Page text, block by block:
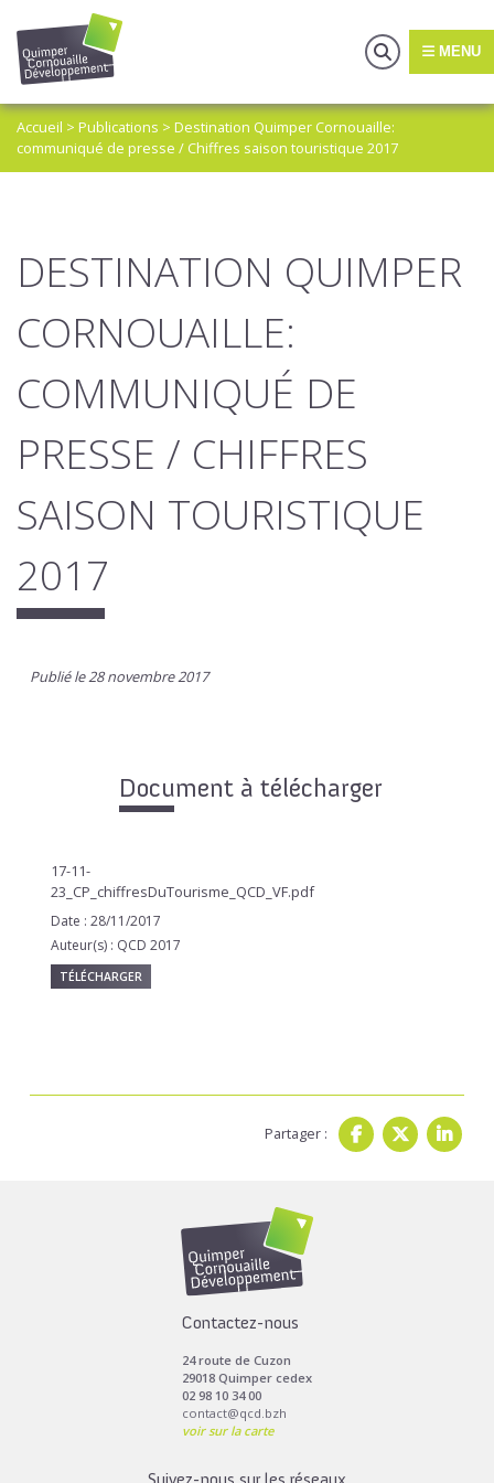
MENU
Accueil > Publications > Destination Quimper Cornouaille:
communiqué de presse / Chiffres saison touristique 2017
DESTINATION QUIMPER
CORNOUAILLE:
COMMUNIQUÉ DE
PRESSE / CHIFFRES
SAISON TOURISTIQUE
2017
Publié le 28 novembre 2017
Document à télécharger
17-11-
23_CP_chiffresDuTourisme_QCD_VF.pdf
Date : 28/11/2017
Auteur(s) : QCD 2017
TÉLÉCHARGER
Partager :
Contactez-nous
24 route de Cuzon
29018 Quimper cedex
02 98 10 34 00
contact@qcd.bzh
voir sur la carte
Suivez-nous sur les réseaux